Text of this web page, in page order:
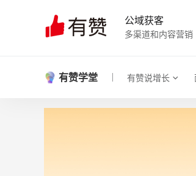
公域获客
多渠道和内容营销
有赞学堂 有赞说增长